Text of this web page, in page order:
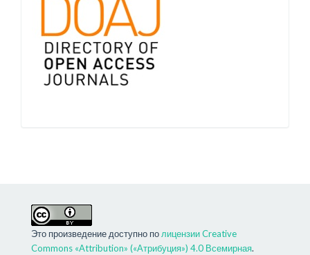
Это произведение доступно по лицензии Creative
Commons «Attribution» («Атрибуция») 4.0 Всемирная.